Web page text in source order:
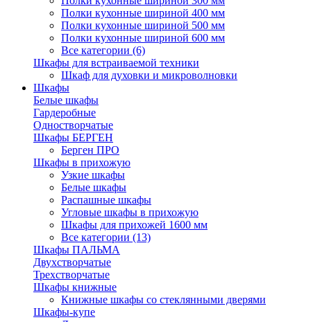
Полки кухонные шириной 400 мм
Полки кухонные шириной 500 мм
Полки кухонные шириной 600 мм
Все категории (6)
Шкафы для встраиваемой техники
Шкаф для духовки и микроволновки
Шкафы
Белые шкафы
Гардеробные
Одностворчатые
Шкафы БЕРГЕН
Берген ПРО
Шкафы в прихожую
Узкие шкафы
Белые шкафы
Распашные шкафы
Угловые шкафы в прихожую
Шкафы для прихожей 1600 мм
Все категории (13)
Шкафы ПАЛЬМА
Двухстворчатые
Трехстворчатые
Шкафы книжные
Книжные шкафы со стеклянными дверями
Шкафы-купе